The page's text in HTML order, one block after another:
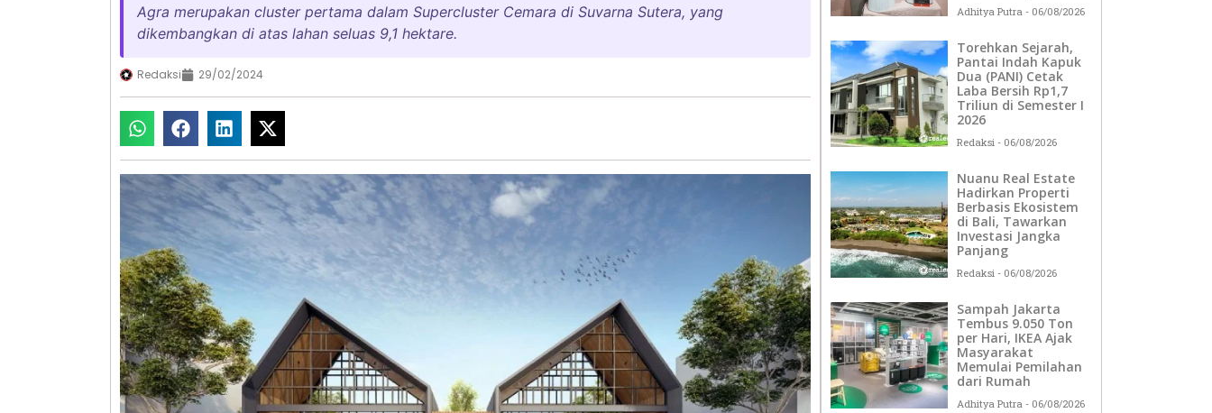
Agra merupakan cluster pertama dalam Supercluster Cemara di Suvarna Sutera, yang
dikembangkan di atas lahan seluas 9,1 hektare.
Redaksi 29/02/2024
Adhitya Putra 06/08/2026
Torehkan Sejarah,
Pantai Indah Kapuk
Dua (PANI) Cetak
Laba Bersih Rp1,7
Triliun di Semester I
2026
Redaksi 06/08/2026
Nuanu Real Estate
Hadirkan Properti
Berbasis Ekosistem
di Bali, Tawarkan
Investasi Jangka
Panjang
Redaksi 06/08/2026
Sampah Jakarta
Tembus 9.050 Ton
per Hari, IKEA Ajak
Masyarakat
Memulai Pemilahan
dari Rumah
Adhitya Putra 06/08/2026